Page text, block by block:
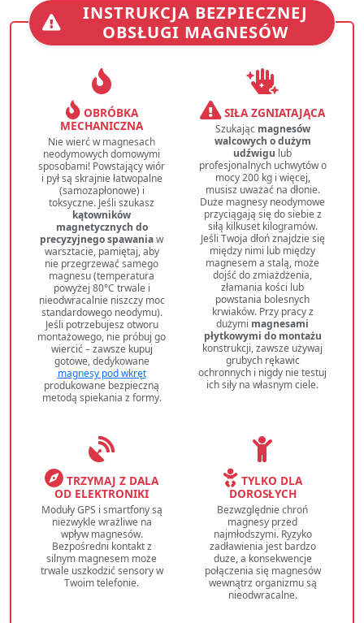
INSTRUKCJA BEZPIECZNEJ
OBSŁUGI MAGNESÓW
OBRÓBKA
MECHANICZNA
Nie wierć w magnesach
neodymowych domowymi
sposobami! Powstający wiór
i pył są skrajnie łatwopalne
(samozapłonowe) i
toksyczne. Jeśli szukasz
kątowników
magnetycznych do
precyzyjnego spawaniaw
warsztacie, pamiętaj, aby
nie przegrzewać samego
magnesu (temperatura
powyżej 80°C trwale i
nieodwracalnie niszczy moc
standardowego neodymu).
Jeśli potrzebujesz otworu
montażowego, nie próbuj go
wiercić – zawsze kupuj
gotowe, dedykowane
magnesy pod wkręt
produkowane bezpieczną
metodą spiekania z formy.
SIŁA ZGNIATAJĄCA
Szukając magnesów
walcowych o dużym
udźwigu lub
profesjonalnych uchwytów o
mocy 200 kg i więcej,
musisz uważać na dłonie.
Duże magnesy neodymowe
przyciągają się do siebie z
siłą kilkuset kilogramów.
Jeśli Twoja dłoń znajdzie się
między nimi lub między
magnesem a stalą, może
dojść do zmiażdżenia,
złamania kości lub
powstania bolesnych
krwiaków. Przy pracy z
dużymi magnesami
płytkowymi do montażu
konstrukcji, zawsze używaj
grubych rękawic
ochronnych i nigdy nie testuj
ich siły na własnym ciele.
TRZYMAJ Z DALA
OD ELEKTRONIKI
Moduły GPS i smartfony są
niezwykle wrażliwe na
wpływ magnesów.
Bezpośredni kontakt z
silnym magnesem może
trwale uszkodzić sensory w
Twoim telefonie.
TYLKO DLA
DOROSŁYCH
Bezwzględnie chroń
magnesy przed
najmłodszymi. Ryzyko
zadławienia jest bardzo
duże, a konsekwencje
połączenia się magnesów
wewnątrz organizmu są
nieodwracalne.